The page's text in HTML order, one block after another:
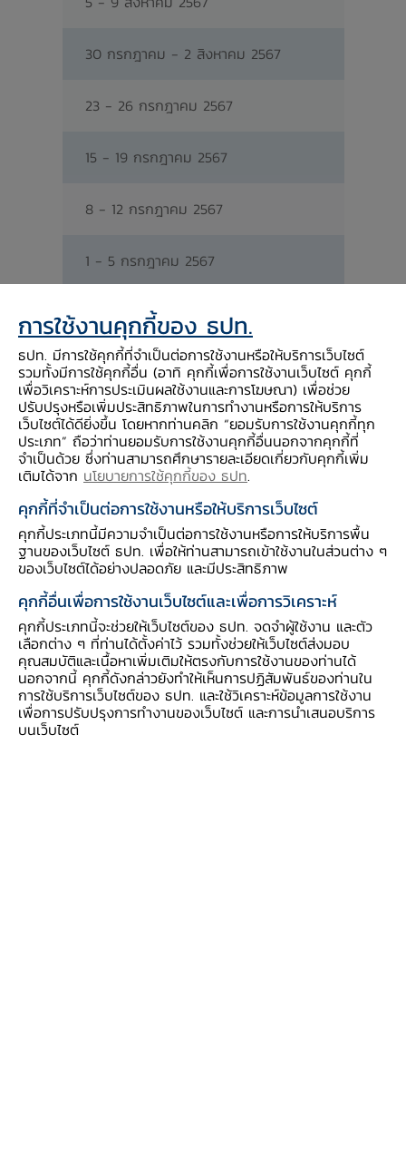
30 กรกฎาคม - 2 สิงหาคม 2567
23 - 26 กรกฎาคม 2567
15 - 19 กรกฎาคม 2567
8 - 12 กรกฎาคม 2567
1 - 5 กรกฎาคม 2567
24 - 28 มิถุนายน 2567
17 - 21 มิถุนายน 2567
10 - 14 มิถุนายน 2567
4 - 7 มิถุนายน 2567
27 - 31 พฤษภาคม 2567
20 - 24 พฤษภาคม 2567
13 - 17 พฤษภาคม 2567
7 - 10 พฤษภาคม 2567
29 เมษายน - 3 พฤษภาคม 2567
การใช้งานคุกกี้ของ ธปท.
ธปท. มีการใช้คุกกี้ที่จำเป็นต่อการใช้งานหรือให้บริการเว็บไซต์
รวมทั้งมีการใช้คุกกี้อื่น (อาทิ คุกกี้เพื่อการใช้งานเว็บไซต์ คุกกี้
เพื่อวิเคราะห์การประเมินผลใช้งานและการโฆษณา) เพื่อช่วย
ปรับปรุงหรือเพิ่มประสิทธิภาพในการทำงานหรือการให้บริการ
เว็บไซต์ได้ดียิ่งขึ้น โดยหากท่านคลิก “ยอมรับการใช้งานคุกกี้ทุก
ประเภท” ถือว่าท่านยอมรับการใช้งานคุกกี้อื่นนอกจากคุกกี้ที่
จำเป็นด้วย ซึ่งท่านสามารถศึกษารายละเอียดเกี่ยวกับคุกกี้เพิ่ม
เติมได้จาก นโยบายการใช้คุกกี้ของ ธปท.
คุกกี้ที่จำเป็นต่อการใช้งานหรือให้บริการเว็บไซต์
คุกกี้ประเภทนี้มีความจำเป็นต่อการใช้งานหรือการให้บริการพื้น
ฐานของเว็บไซต์ ธปท. เพื่อให้ท่านสามารถเข้าใช้งานในส่วนต่าง ๆ
ของเว็บไซต์ได้อย่างปลอดภัย และมีประสิทธิภาพ
คุกกี้อื่นเพื่อการใช้งานเว็บไซต์และเพื่อการวิเคราะห์
คุกกี้ประเภทนี้จะช่วยให้เว็บไซต์ของ ธปท. จดจำผู้ใช้งาน และตัว
เลือกต่าง ๆ ที่ท่านได้ตั้งค่าไว้ รวมทั้งช่วยให้เว็บไซต์ส่งมอบ
คุณสมบัติและเนื้อหาเพิ่มเติมให้ตรงกับการใช้งานของท่านได้
นอกจากนี้ คุกกี้ดังกล่าวยังทำให้เห็นการปฏิสัมพันธ์ของท่านใน
การใช้บริการเว็บไซต์ของ ธปท. และใช้วิเคราะห์ข้อมูลการใช้งาน
เพื่อการปรับปรุงการทำงานของเว็บไซต์ และการนำเสนอบริการ
บนเว็บไซต์